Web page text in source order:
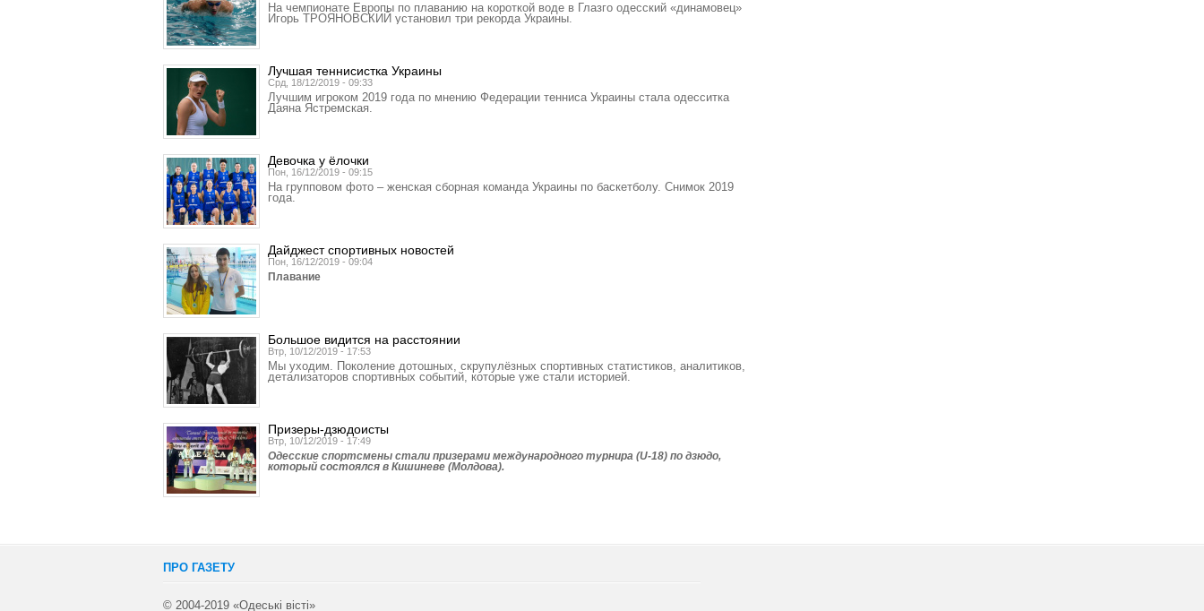
На чемпионате Европы по плаванию на короткой воде в Глазго одесский «динамовец»
Игорь ТРОЯНОВСКИЙ установил три рекорда Украины.
Лучшая теннисистка Украины
Срд, 18/12/2019 - 09:33
Лучшим игроком 2019 года по мнению Федерации тенниса Украины стала одесситка
Даяна Ястремская.
Девочка у ёлочки
Пон, 16/12/2019 - 09:15
На групповом фото – женская сборная команда Украины по баскетболу. Снимок 2019
года.
Дайджест спортивных новостей
Пон, 16/12/2019 - 09:04
Плавание
Большое видится на расстоянии
Втр, 10/12/2019 - 17:53
Мы уходим. Поколение дотошных, скрупулёзных спортивных статистиков, аналитиков,
детализаторов спортивных событий, которые уже стали историей.
Призеры-дзюдоисты
Втр, 10/12/2019 - 17:49
Одесские спортсмены стали призерами международного турнира (U-18) по дзюдо,
который состоялся в Кишиневе (Молдова).
ПРО ГАЗЕТУ
© 2004-2019 «Одеські вісті»